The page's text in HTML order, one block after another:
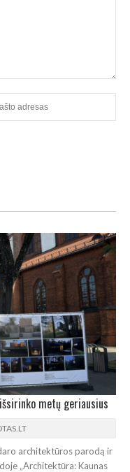
išsirinko metų geriausius
architektūros parodą ir
„Architektūra: Kaunas